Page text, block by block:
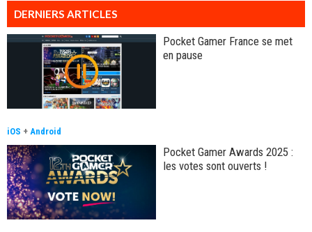
DERNIERS ARTICLES
Pocket Gamer France se met
en pause
iOS + Android
Pocket Gamer Awards 2025 :
les votes sont ouverts !